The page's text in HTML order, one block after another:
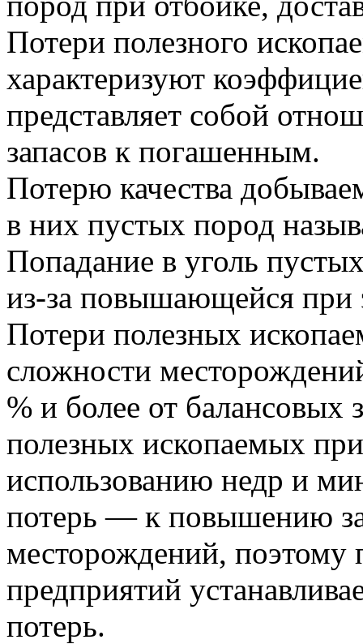
Потери полезного
характеризуют
представляет собой
запасов к погашенным.
Потерю качества
в них пустых пород
Попадание в уголь
из-за повышающейся при
Потери полезных
сложности
% и более от балансовых
полезных ископаемых
использованию недр и
потерь — к повышению
месторождений, поэтому
предприятий
потерь.